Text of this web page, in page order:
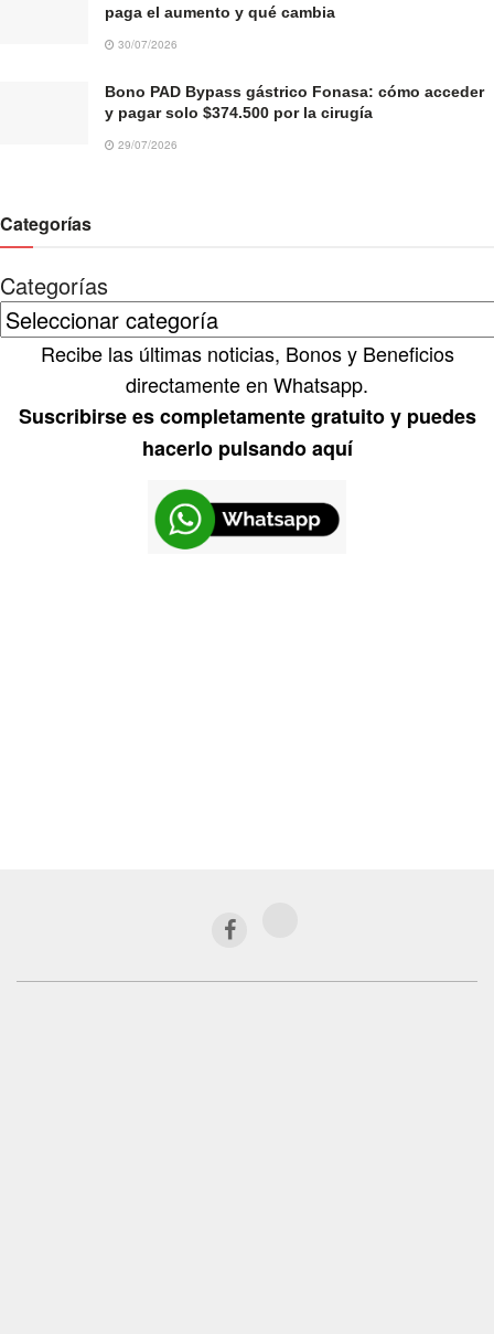
paga el aumento y qué cambia
30/07/2026
Bono PAD Bypass gástrico Fonasa: cómo acceder
y pagar solo $374.500 por la cirugía
29/07/2026
Categorías
Categorías
Recibe las últimas noticias, Bonos y Beneficios
directamente en Whatsapp.
Suscribirse es completamente gratuito y puedes
hacerlo pulsando aquí